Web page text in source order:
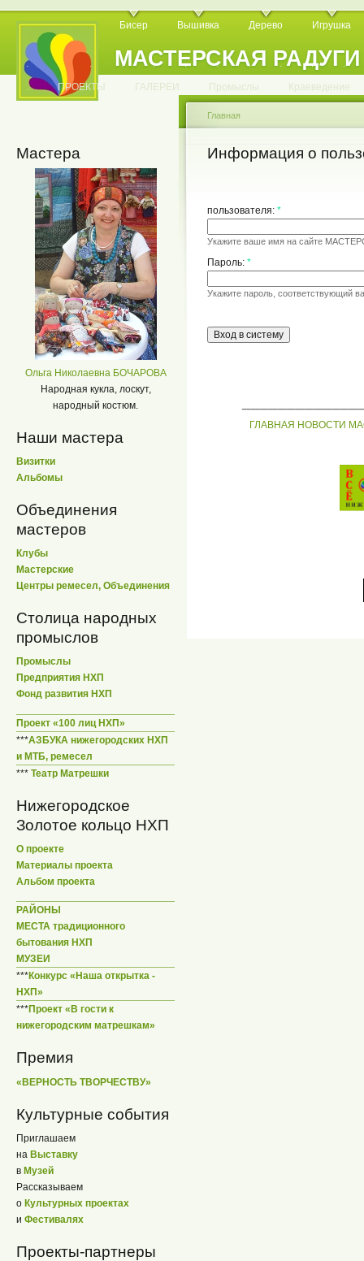
МАСТЕРСКАЯ РАДУГИ
Бисер Вышивка Дерево Игрушка
. . . . . . . . . . .
. ПРОЕКТЫ ГАЛЕРЕИ Промыслы Краеведение
Мастера
Ольга Николаевна БОЧАРОВА
Народная кукла, лоскут,
народный костюм.
Наши мастера
Визитки
Альбомы
Объединения
мастеров
Клубы
Мастерские
Центры ремесел, Объединения
Столица народных
промыслов
Промыслы
Предприятия НХП
Фонд развития НХП
Проект «100 лиц НХП»
***АЗБУКА нижегородских НХП
и МТБ, ремесел
*** Театр Матрешки
Нижегородское
Золотое кольцо НХП
О проекте
Материалы проекта
Альбом проекта
РАЙОНЫ
МЕСТА традиционного
бытования НХП
МУЗЕИ
***Конкурс «Наша открытка -
НХП»
***Проект «В гости к
нижегородским матрешкам»
Премия
«ВЕРНОСТЬ ТВОРЧЕСТВУ»
Культурные события
Приглашаем
на Выставку
в Музей
Рассказываем
о Культурных проектах
и Фестивалях
Проекты-партнеры
Главная
Информация о
пользователя: *
Укажите ваше имя на сайте
Пароль: *
Укажите пароль, соответствующий
ГЛАВНАЯ НОВОСТИ